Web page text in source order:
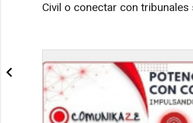
Civil o conectar con